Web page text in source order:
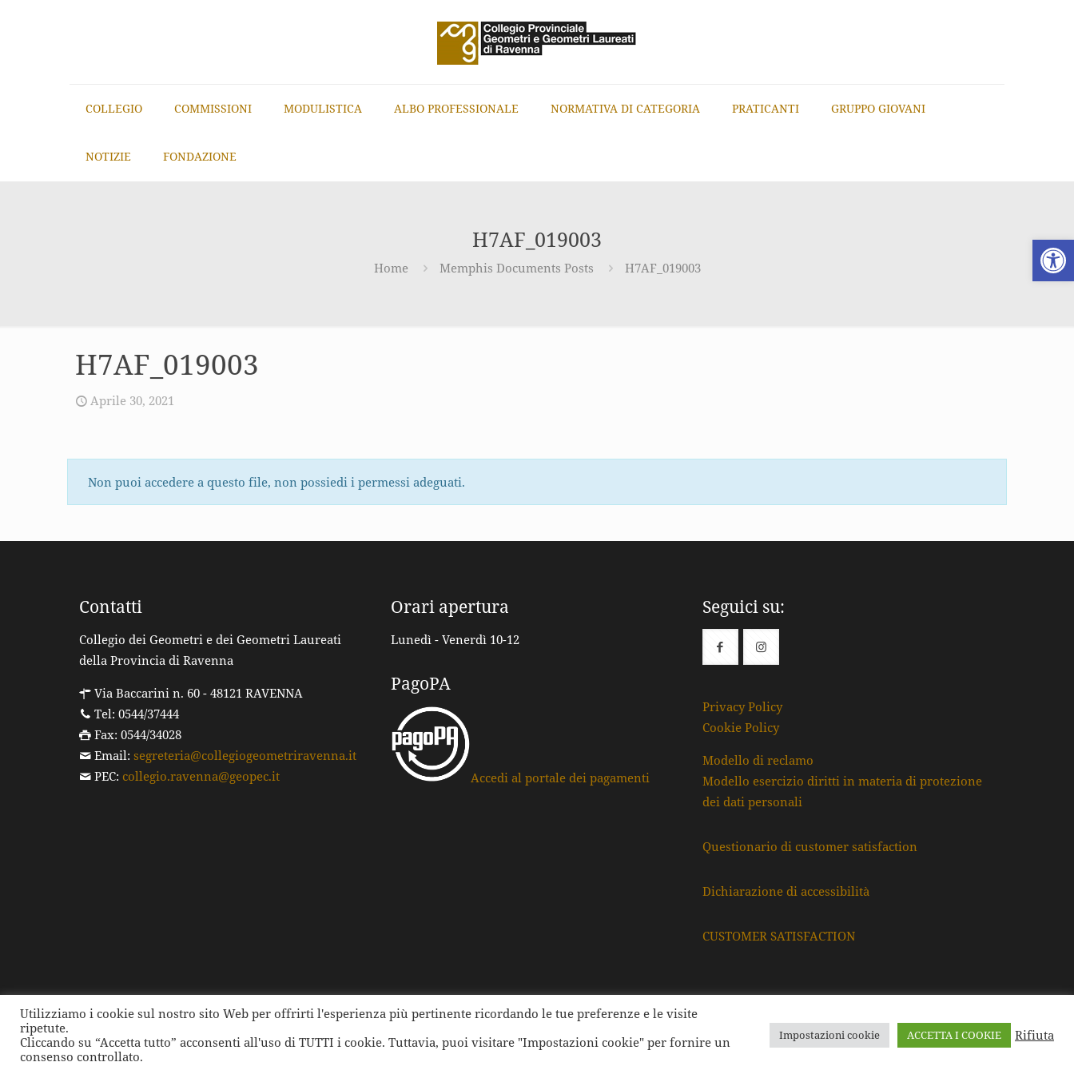
Apri
COLLEGIO COMMISSIONI MODULISTICA ALBO PROFESSIONALE NORMATIVA DI CATEGORIA PRATICANTI GRUPPO GIOVANI
NOTIZIE FONDAZIONE
H7AF_019003
Home Memphis Documents Posts H7AF_019003
H7AF_019003
Aprile 30, 2021
Non puoi accedere a questo file, non possiedi i permessi adeguati.
Contatti
Collegio dei Geometri e dei Geometri Laureati
della Provincia di Ravenna
Via Baccarini n. 60 - 48121 RAVENNA
Tel: 0544/37444
Fax: 0544/34028
Email: segreteria@collegiogeometriravenna.it
PEC: collegio.ravenna@geopec.it
Orari apertura
Lunedì - Venerdì 10-12
PagoPA
Accedi al portale dei pagamenti
Seguici su:
Privacy Policy
Cookie Policy
Modello di reclamo
Modello esercizio diritti in materia di protezione
dei dati personali
Questionario di customer satisfaction
Dichiarazione di accessibilità
CUSTOMER SATISFACTION
© 2026 Collegio dei Geometri e dei Geometri Laureati della Provincia di Ravenna | Tutti i diritti Riservati | Cod.F. e P.Iva: 80009220395
Utilizziamo i cookie sul nostro sito Web per offrirti l'esperienza più pertinente ricordando le tue preferenze e le visite
ripetute.
Cliccando su “Accetta tutto” acconsenti all'uso di TUTTI i cookie. Tuttavia, puoi visitare "Impostazioni cookie" per fornire un
consenso controllato.
Impostazioni cookie ACCETTA I COOKIE Rifiuta